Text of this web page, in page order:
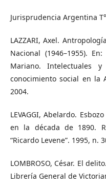
Jurisprudencia Argentina
LAZZARI, Axel.
Nacional (1946–1955).
Mariano. Intelectuales
conocimiento social en la
2004.
LEVAGGI, Abelardo.
en la década de 1890.
“Ricardo Levene”. 1995, n.
LOMBROSO, César. El
Librería General de